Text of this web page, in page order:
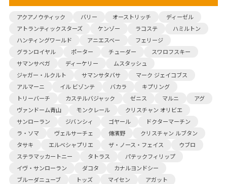
アクアノウティック バリー オーストリッチ
ディーゼル
アトランティックスターズ
ケンゾー ラコステ
ハミルトン
ハンティングワールド
アニエスベー
フェリージ
グランロイヤル
ポーター チューダー
スワロフスキー
サマンサベガ
ディーケリー
ムスタッシュ
ジャガー・ルクルト
サマンサタバサ
マーク ジェイコブス
アルマーニ
イル ビゾンテ バカラ
キプリング
トリーバーチ
カステルバジャック ゼニス マルニ
アグ
ヴァンドーム青山
モンクレール
クリスチャン オリビエ
サンローラン
ジバンシィ ゴヤール
ドクターマーチン
ラ・ソマ
ヴェルサーチェ 傳濱野
クリスチャン ルブタン
タサキ
エルベシャプリエ ザ・ノース・フェイス
ウブロ
ステラマッカートニー
タトラス
パテックフィリップ
イヴ・サンローラン
ダコタ
カナルヨンドシー
ブルーダニューブ
トッズ マイセン アガット